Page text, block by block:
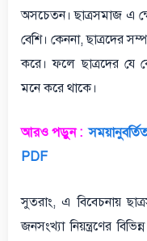
অসচেতন। ছাত্রসমাজ এ
বেশি। কেননা, ছাত্রদের
করে। ফলে ছাত্রদের যে
মনে করে থাকে।
আরও পড়ুন :
PDF
সুতরাং, এ বিবেচনায়
জনসংখ্যা নিয়ন্ত্রণের